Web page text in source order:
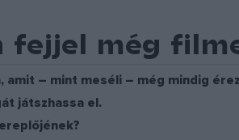
még
– mint meséli – még mindig
játszhassa el.